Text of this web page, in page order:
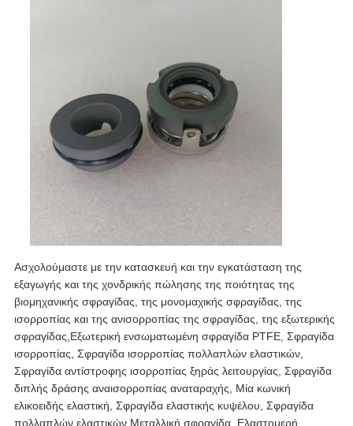
Ασχολούμαστε με την κατασκευή και την εγκατάσταση της
εξαγωγής και της χονδρικής πώλησης της ποιότητας της
βιομηχανικής σφραγίδας, της μονομαχικής σφραγίδας, της
ισορροπίας και της ανισορροπίας της σφραγίδας, της εξωτερικής
σφραγίδας,Εξωτερική ενσωματωμένη σφραγίδα PTFE, Σφραγίδα
ισορροπίας, Σφραγίδα ισορροπίας πολλαπλών ελαστικών,
Σφραγίδα αντίστροφης ισορροπίας ξηράς λειτουργίας, Σφραγίδα
διπλής δράσης αναισορροπίας αναταραχής, Μία κωνική
ελικοειδής ελαστική, Σφραγίδα ελαστικής κυψέλου, Σφραγίδα
πολλαπλών ελαστικών,Μεταλλική σφραγίδα, Ελαστομερή